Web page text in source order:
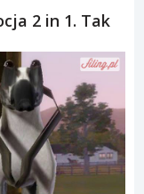
2 in 1. Tak